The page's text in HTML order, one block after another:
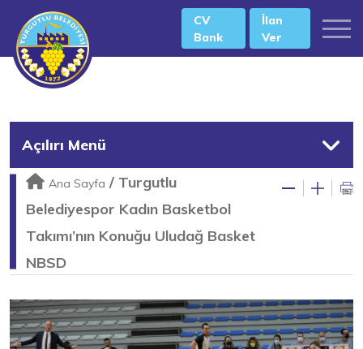
CV
Bank
İlan
Ver
Açılırı Menü
Ana Sayfa / Turgutlu
Belediyespor Kadın Basketbol
Takımı’nın Konuğu Uludağ Basket
NBSD